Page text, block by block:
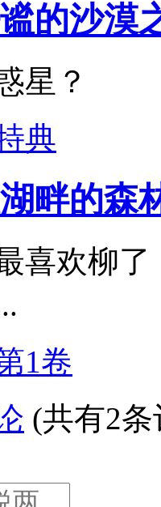
的沙漠
星？
典
畔的森
最喜欢柳
1卷
(共有2